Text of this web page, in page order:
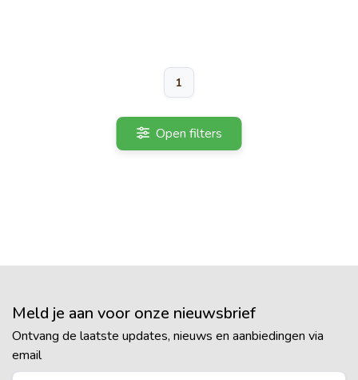
1
Open filters
Meld je aan voor onze nieuwsbrief
Ontvang de laatste updates, nieuws en aanbiedingen via
email